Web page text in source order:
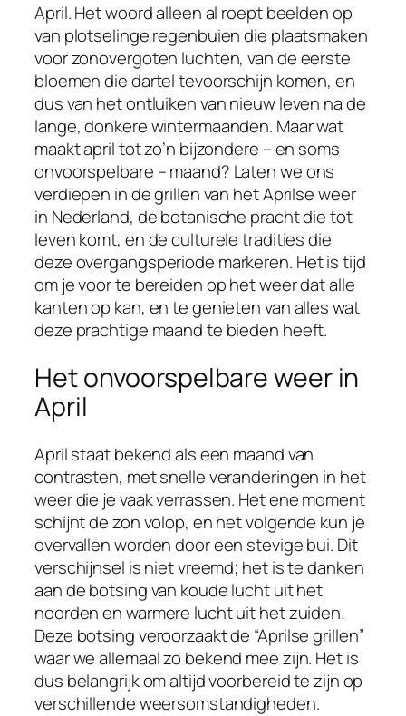
April. Het woord alleen al roept beelden op
van plotselinge regenbuien die plaatsmaken
voor zonovergoten luchten, van de eerste
bloemen die dartel tevoorschijn komen, en
dus van het ontluiken van nieuw leven na de
lange, donkere wintermaanden. Maar wat
maakt april tot zo’n bijzondere – en soms
onvoorspelbare – maand? Laten we ons
verdiepen in de grillen van het Aprilse weer
in Nederland, de botanische pracht die tot
leven komt, en de culturele tradities die
deze overgangsperiode markeren. Het is tijd
om je voor te bereiden op het weer dat alle
kanten op kan, en te genieten van alles wat
deze prachtige maand te bieden heeft.
Het onvoorspelbare weer in
April
April staat bekend als een maand van
contrasten, met snelle veranderingen in het
weer die je vaak verrassen. Het ene moment
schijnt de zon volop, en het volgende kun je
overvallen worden door een stevige bui. Dit
verschijnsel is niet vreemd; het is te danken
aan de botsing van koude lucht uit het
noorden en warmere lucht uit het zuiden.
Deze botsing veroorzaakt de “Aprilse grillen”
waar we allemaal zo bekend mee zijn. Het is
dus belangrijk om altijd voorbereid te zijn op
verschillende weersomstandigheden.